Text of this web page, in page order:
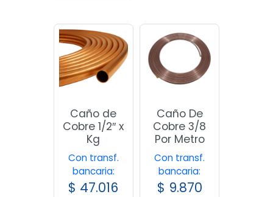
Caño de
Cobre 1/2″ x
Kg
Con transf.
bancaria:
$ 47.016
Caño De
Cobre 3/8
Por Metro
Con transf.
bancaria:
$ 9.870